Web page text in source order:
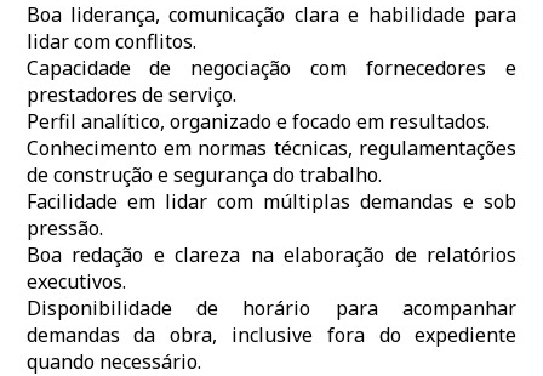
Boa liderança, comunicação clara e habilidade para
lidar com conflitos.
Capacidade de negociação com fornecedores e
prestadores de serviço.
Perfil analítico, organizado e focado em resultados.
Conhecimento em normas técnicas, regulamentações
de construção e segurança do trabalho.
Facilidade em lidar com múltiplas demandas e sob
pressão.
Boa redação e clareza na elaboração de relatórios
executivos.
Disponibilidade de horário para acompanhar
demandas da obra, inclusive fora do expediente
quando necessário.